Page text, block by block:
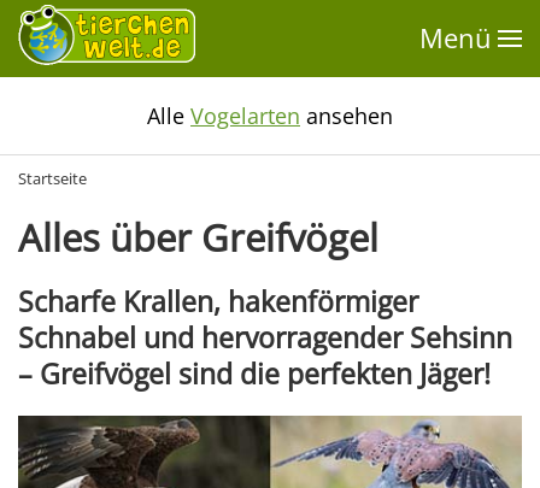
Menü
Alle Vogelarten ansehen
Startseite
Alles über Greifvögel
Scharfe Krallen, hakenförmiger
Schnabel und hervorragender Sehsinn
– Greifvögel sind die perfekten Jäger!